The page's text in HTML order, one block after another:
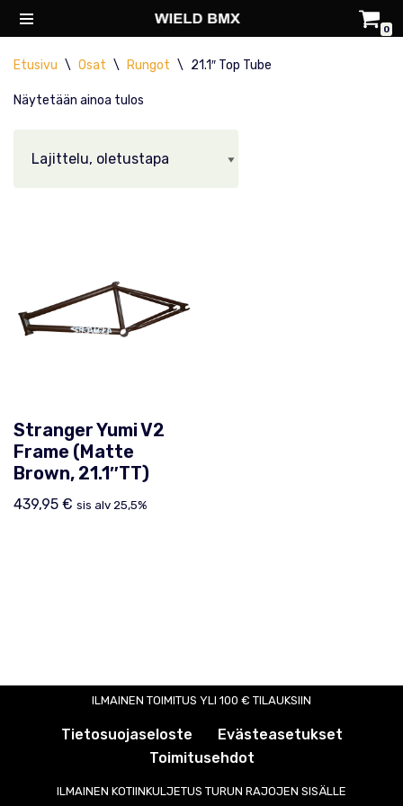
suoraan
sisältöön
0
Etusivu \ Osat \ Rungot \ 21.1″ Top Tube
Näytetään ainoa tulos
Stranger Yumi V2
Frame (Matte
Brown, 21.1″TT)
439,95 € sis alv 25,5%
ILMAINEN TOIMITUS YLI 100 € TILAUKSIIN
Tietosuojaseloste
Evästeasetukset
Toimitusehdot
ILMAINEN KOTIINKULJETUS TURUN RAJOJEN SISÄLLE